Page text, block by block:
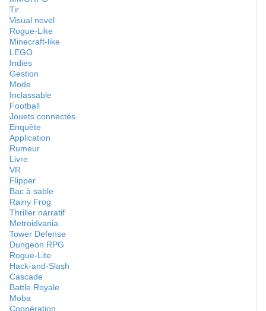
Tir
Visual novel
Rogue-Like
Minecraft-like
LEGO
Indies
Gestion
Mode
Inclassable
Football
Jouets connectés
Enquête
Application
Rumeur
Livre
VR
Flipper
Bac à sable
Rainy Frog
Thriller narratif
Metroidvania
Tower Defense
Dungeon RPG
Rogue-Lite
Hack-and-Slash
Cascade
Battle Royale
Moba
Coopération